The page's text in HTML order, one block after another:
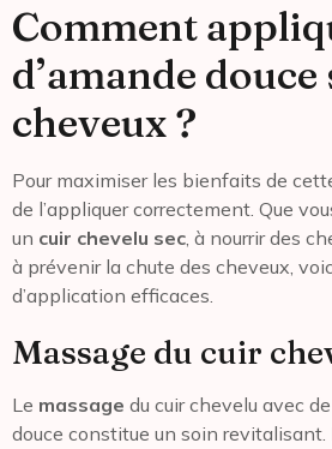
Comment
d’amande douce
cheveux ?
Pour maximiser les bienfaits de
de l’appliquer correctement. Que
un cuir chevelu sec, à nourrir des
à prévenir la chute des cheveux,
d’application efficaces.
Massage du cuir
Le massage du cuir chevelu avec de
douce constitue un soin revitalisant.